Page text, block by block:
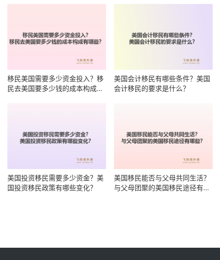
移民美国需要多少资金投入？移
民去美国要多少钱的成本构成有
美国会计移民有哪些条件？美国
会计移民的要求是什么？
美国投资移民需要多少资金？美
国投资移民政策有哪些变化？
美国移民能否与父母共同生活？
与父母团聚的美国移民途径有哪